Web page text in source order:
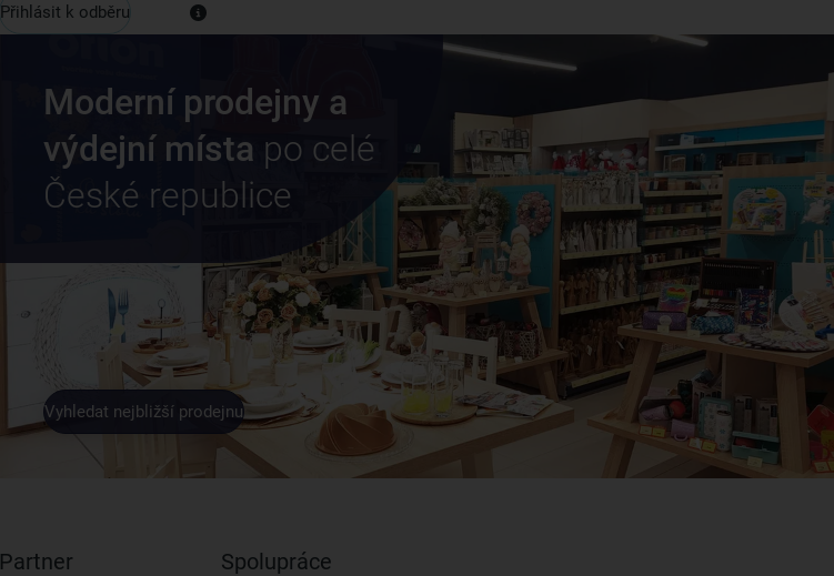
Přihlásit k odběru
Moderní prodejny a
výdejní místa po celé
České republice
Vyhledat nejbližší prodejnu
Partner Spolupráce